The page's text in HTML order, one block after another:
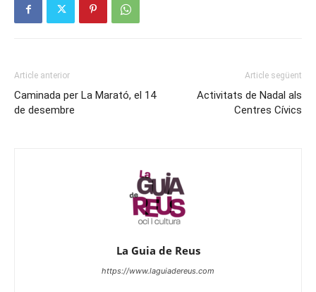
Article anterior
Caminada per La Marató, el 14
de desembre
Article següent
Activitats de Nadal als
Centres Cívics
La Guia de Reus
https://www.laguiadereus.com